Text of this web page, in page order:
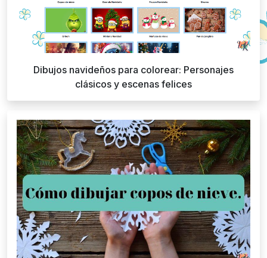
Dibujos navideños para colorear: Personajes
clásicos y escenas felices